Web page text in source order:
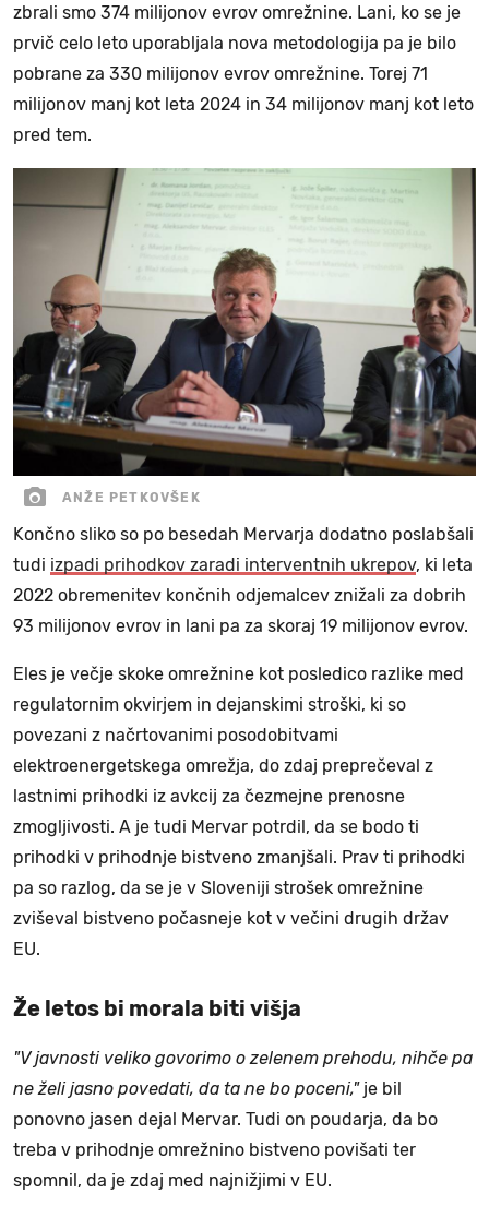
zbrali smo 374 milijonov evrov omrežnine. Lani, ko se je
prvič celo leto uporabljala nova metodologija pa je bilo
pobrane za 330 milijonov evrov omrežnine. Torej 71
milijonov manj kot leta 2024 in 34 milijonov manj kot leto
pred tem.
ANŽE PETKOVŠEK
Končno sliko so po besedah Mervarja dodatno poslabšali
tudi izpadi prihodkov zaradi interventnih ukrepov, ki leta
2022 obremenitev končnih odjemalcev znižali za dobrih
93 milijonov evrov in lani pa za skoraj 19 milijonov evrov.
Eles je večje skoke omrežnine kot posledico razlike med
regulatornim okvirjem in dejanskimi stroški, ki so
povezani z načrtovanimi posodobitvami
elektroenergetskega omrežja, do zdaj preprečeval z
lastnimi prihodki iz avkcij za čezmejne prenosne
zmogljivosti. A je tudi Mervar potrdil, da se bodo ti
prihodki v prihodnje bistveno zmanjšali. Prav ti prihodki
pa so razlog, da se je v Sloveniji strošek omrežnine
zviševal bistveno počasneje kot v večini drugih držav
EU.
Že letos bi morala biti višja
"V javnosti veliko govorimo o zelenem prehodu, nihče pa
ne želi jasno povedati, da ta ne bo poceni,"je bil
ponovno jasen dejal Mervar. Tudi on poudarja, da bo
treba v prihodnje omrežnino bistveno povišati ter
spomnil, da je zdaj med najnižjimi v EU.